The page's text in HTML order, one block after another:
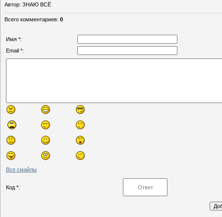
Автор: ЗНАЮ ВСЁ
Всего комментариев: 0
Имя *:
Email *:
Все смайлы
Код *: